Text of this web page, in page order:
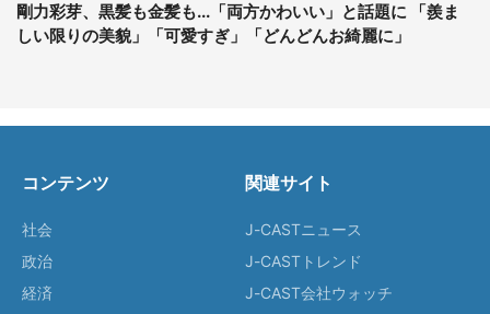
剛力彩芽、黒髪も金髪も...「両方かわいい」と話題に 「羨ま
しい限りの美貌」「可愛すぎ」「どんどんお綺麗に」
コンテンツ
社会
政治
経済
関連サイト
J-CASTニュース
J-CASTトレンド
J-CAST会社ウォッチ